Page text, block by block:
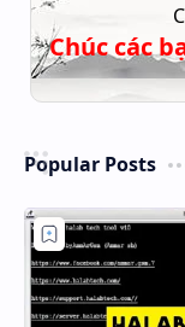
Chúc các
Popular Posts